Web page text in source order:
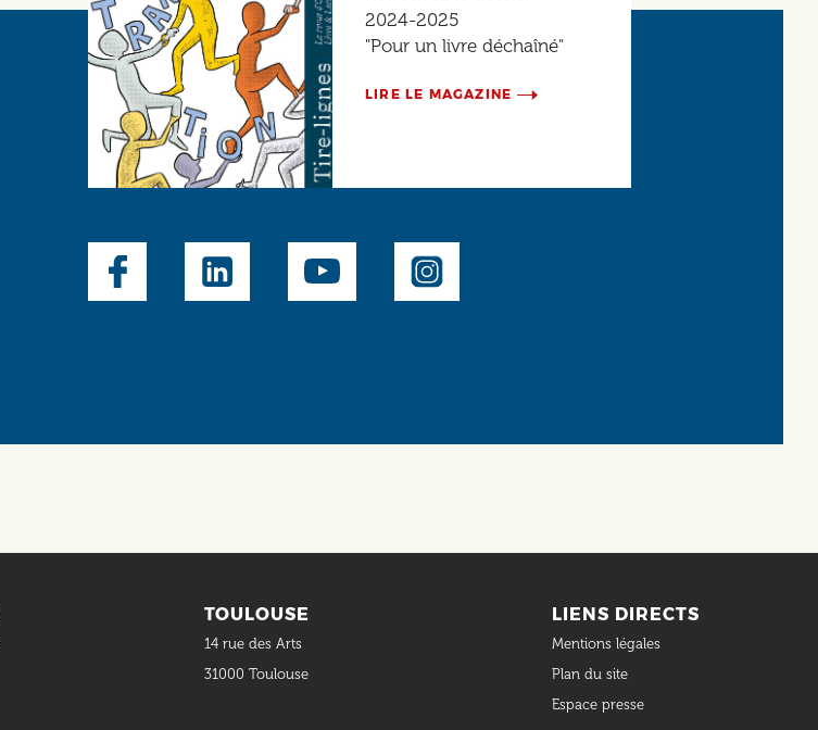
2024-2025
"Pour un livre déchaîné"
LIRE LE MAGAZINE
Social
TOULOUSE
14 rue des Arts
31000 Toulouse
LIENS DIRECTS
Mentions légales
Plan du site
Espace presse